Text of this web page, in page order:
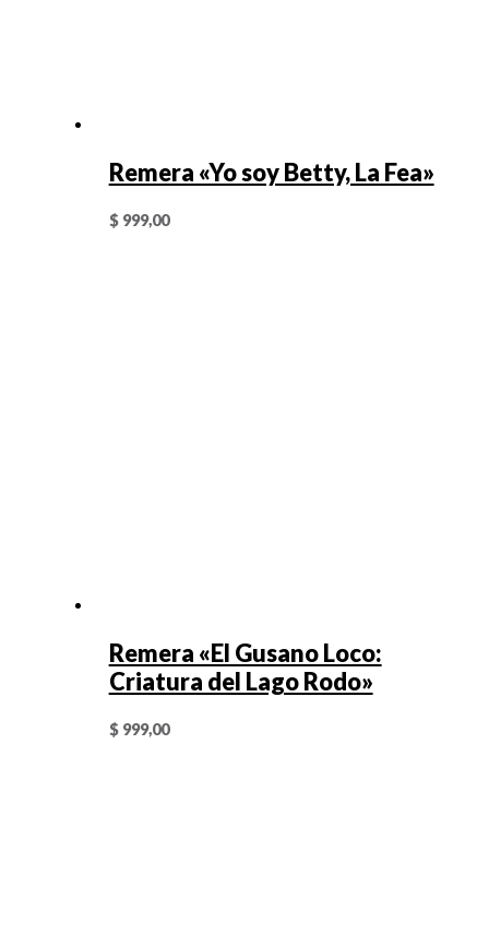
Remera «Yo soy Betty, La Fea»
$999,00
Remera «El Gusano Loco:
Criatura del Lago Rodo»
$999,00